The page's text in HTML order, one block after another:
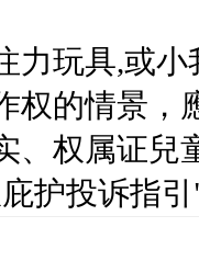
力玩具,或
权的情景，
、权属证兒
护投诉指